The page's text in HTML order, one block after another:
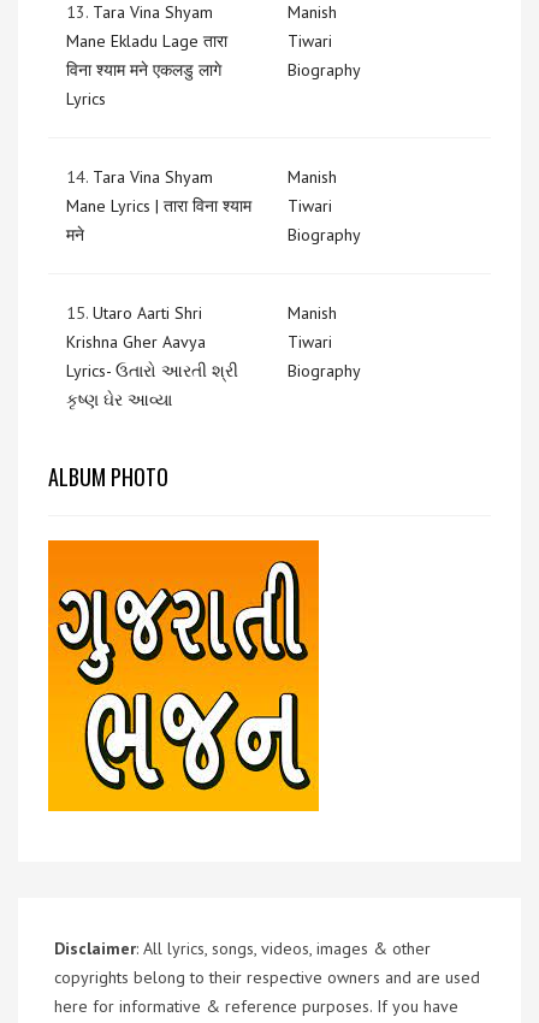
13. Tara Vina Shyam
Mane Ekladu Lage तारा
विना श्याम मने एकलडु लागे
Lyrics
Manish
Tiwari
Biography
14. Tara Vina Shyam
Mane Lyrics | तारा विना श्याम
मने
Manish
Tiwari
Biography
15. Utaro Aarti Shri
Krishna Gher Aavya
Lyrics- ઉતારો આરતી શ્રી
કૃષ્ણ ઘેર આવ્યા
Manish
Tiwari
Biography
ALBUM PHOTO
Disclaimer: All lyrics, songs, videos, images & other
copyrights belong to their respective owners and are used
here for informative & reference purposes. If you have